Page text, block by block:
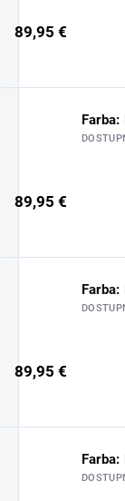
89,95 €
89,95 €
89,95 €